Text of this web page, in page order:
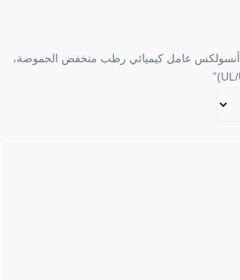
كن أول من يقيم “79694 أنسولكس عامل كيميائي رطب منخفض الحموضة،